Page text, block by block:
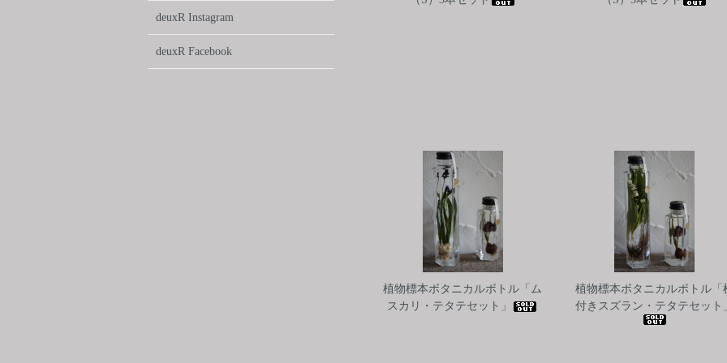
植物標本ボタニカルボトル「ム
スカリ・テタテセット」
植物標本ボタニカルボトル「
付きスズラン・テタテセット
deuxR Instagram
deuxR Facebook